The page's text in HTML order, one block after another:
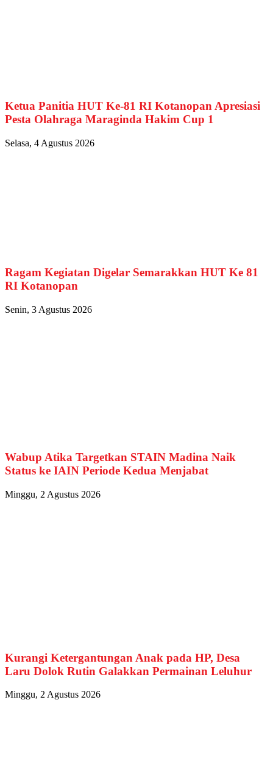
Ketua Panitia HUT Ke-81 RI Kotanopan Apresiasi
Pesta Olahraga Maraginda Hakim Cup 1
Selasa, 4 Agustus 2026
Ragam Kegiatan Digelar Semarakkan HUT Ke 81
RI Kotanopan
Senin, 3 Agustus 2026
Wabup Atika Targetkan STAIN Madina Naik
Status ke IAIN Periode Kedua Menjabat
Minggu, 2 Agustus 2026
Kurangi Ketergantungan Anak pada HP, Desa
Laru Dolok Rutin Galakkan Permainan Leluhur
Minggu, 2 Agustus 2026